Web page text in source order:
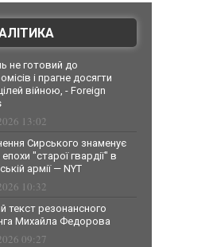
не готовий до
і прагне досягти
війною, - Foreign
13:02
Сирського знаменує
епохи "старої гвардії" в
армії — NYT
10:32
текст резонансного
Михайла Федорова
09:27